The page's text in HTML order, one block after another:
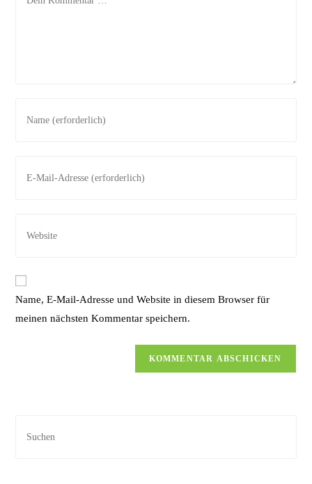
Name, E-Mail-Adresse und Website in diesem Browser für
meinen nächsten Kommentar speichern.